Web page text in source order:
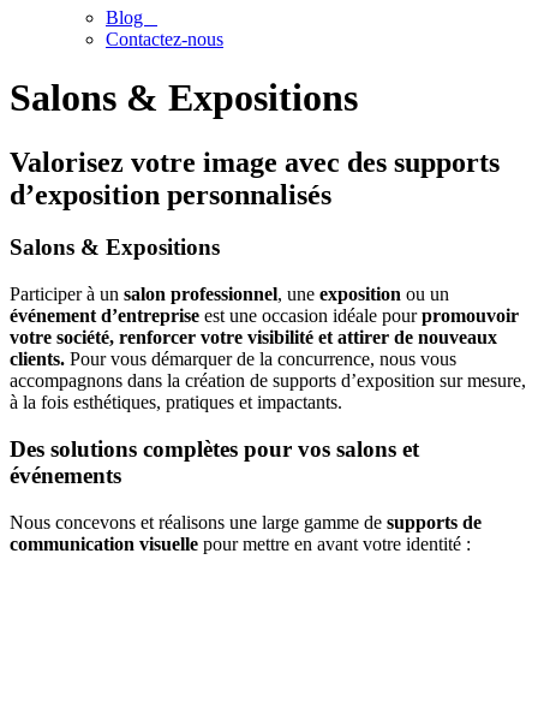
Blog
Contactez-nous
Salons & Expositions
Valorisez votre image avec des supports
d’exposition personnalisés
Salons & Expositions​
Participer à un salon professionnel, une exposition ou un
événement d’entreprise est une occasion idéale pourpromouvoir
votre société, renforcer votre visibilité et attirer de nouveaux
clients. Pour vous démarquer de la concurrence, nous vous
accompagnons dans la création de supports d’exposition sur mesure,
à la fois esthétiques, pratiques et impactants.
Des solutions complètes pour vos salons et
événements
Nous concevons et réalisons une large gamme de supports de
communication visuelle pour mettre en avant votre identité :